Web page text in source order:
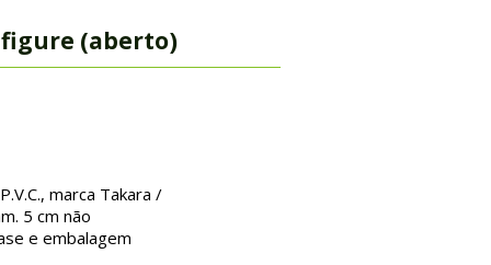
figure (aberto)
marca Takara /
5 cm não
e embalagem